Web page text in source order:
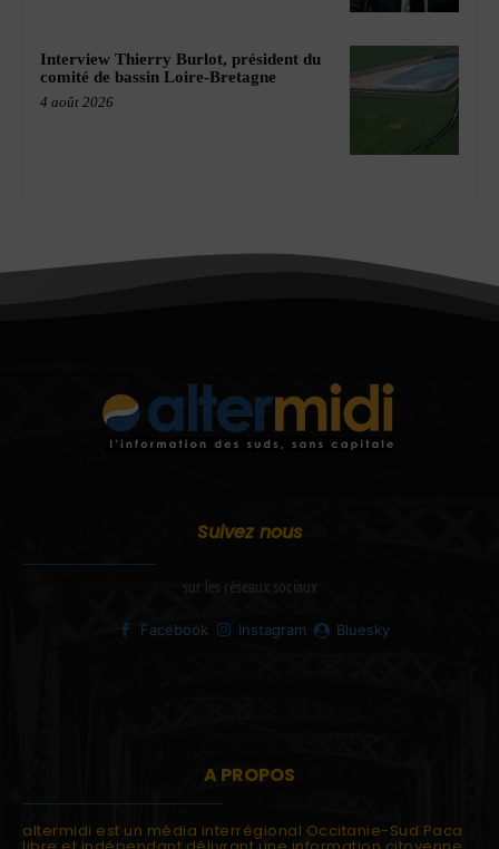
Interview Thierry Burlot, président du
comité de bassin Loire-Bretagne
4 août 2026
Suivez nous
sur les réseaux sociaux
Facebook Instagram Bluesky
A PROPOS
altermidi est un média interrégional Occitanie-Sud Paca